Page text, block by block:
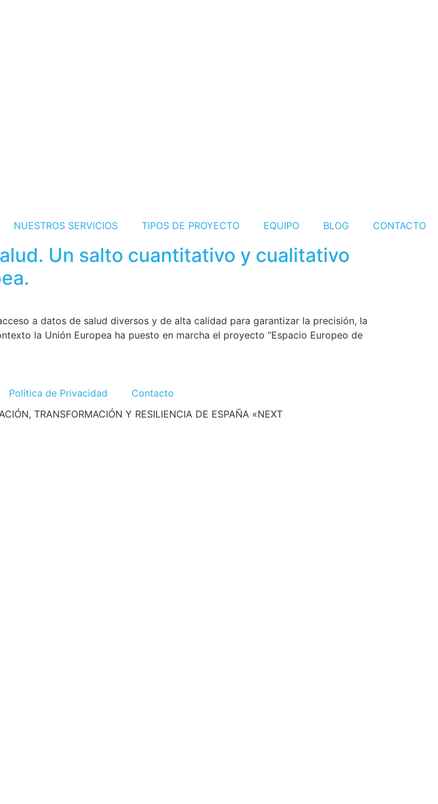
NUESTROS SERVICIOS TIPOS DE PROYECTO EQUIPO BLOG CONTACTO
Un salto cuantitativo y cualitativo
a datos de salud diversos y de alta calidad para garantizar la precisión, la
la Unión Europea ha puesto en marcha el proyecto “Espacio Europeo de
Política de Privacidad
Contacto
TRANSFORMACIÓN Y RESILIENCIA DE ESPAÑA «NEXT